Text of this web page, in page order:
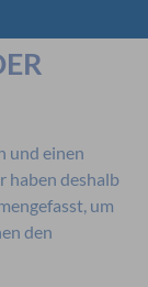
und einen
haben deshalb
um
den